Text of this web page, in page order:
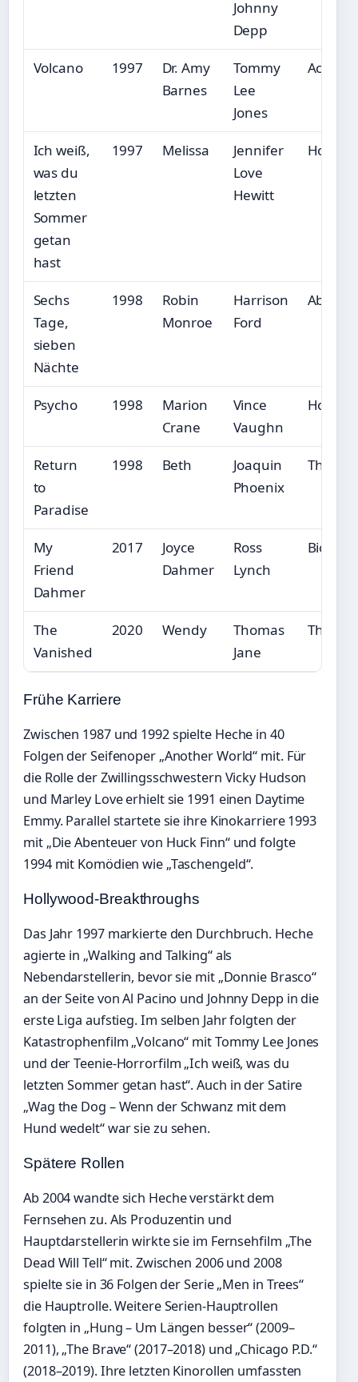
Johnny
Depp
Volcano 1997
Dr. Amy
Barnes
Tommy
Lee
Jones
Action/
Ich weiß,
was du
letzten
Sommer
getan
hast
1997 Melissa
Jennifer
Love
Hewitt
Horror
Sechs
Tage,
sieben
Nächte
1998
Robin
Monroe
Harrison
Ford
Psycho 1998
Marion
Crane
Vince
Vaughn
Return
to
Paradise
1998 Beth
Joaquin
Phoenix
My
Friend
Dahmer
2017
Joyce
Dahmer
Ross
Lynch
Biopic/
The
Vanished
2020 Wendy
Thomas
Jane
Thriller
Frühe Karriere
Zwischen 1987 und 1992 spielte Heche in 40
Folgen der Seifenoper „Another World“ mit. Für
die Rolle der Zwillingsschwestern Vicky Hudson
und Marley Love erhielt sie 1991 einen Daytime
Emmy. Parallel startete sie ihre Kinokarriere 1993
mit „Die Abenteuer von Huck Finn“ und folgte
1994 mit Komödien wie „Taschengeld“.
Hollywood-Breakthroughs
Das Jahr 1997 markierte den Durchbruch. Heche
agierte in „Walking and Talking“ als
Nebendarstellerin, bevor sie mit „Donnie Brasco“
an der Seite von Al Pacino und Johnny Depp in die
erste Liga aufstieg. Im selben Jahr folgten der
Katastrophenfilm „Volcano“ mit Tommy Lee Jones
und der Teenie-Horrorfilm „Ich weiß, was du
letzten Sommer getan hast“. Auch in der Satire
„Wag the Dog – Wenn der Schwanz mit dem
Hund wedelt“ war sie zu sehen.
Spätere Rollen
Ab 2004 wandte sich Heche verstärkt dem
Fernsehen zu. Als Produzentin und
Hauptdarstellerin wirkte sie im Fernsehfilm „The
Dead Will Tell“ mit. Zwischen 2006 und 2008
spielte sie in 36 Folgen der Serie „Men in Trees“
die Hauptrolle. Weitere Serien-Hauptrollen
folgten in „Hung – Um Längen besser“ (2009–
2011), „The Brave“ (2017–2018) und „Chicago P.D.“
(2018–2019). Ihre letzten Kinorollen umfassten